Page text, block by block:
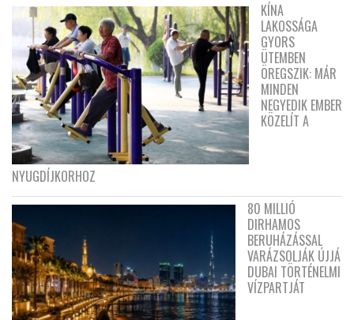
KÍNA
LAKOSSÁGA
GYORS
ÜTEMBEN
ÖREGSZIK: MÁR
MINDEN
NEGYEDIK EMBER
KÖZELÍT A
NYUGDÍJKORHOZ
80 MILLIÓ
DIRHAMOS
BERUHÁZÁSSAL
VARÁZSOLJÁK ÚJJÁ
DUBAI TÖRTÉNELMI
VÍZPARTJÁT